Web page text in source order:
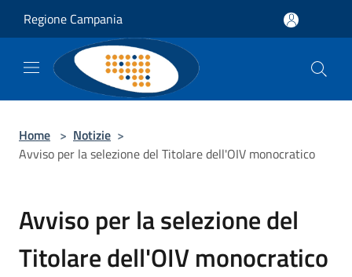
Regione Campania
Home > Notizie >
Avviso per la selezione del Titolare dell'OIV monocratico
Avviso per la selezione del
Titolare dell'OIV monocratico